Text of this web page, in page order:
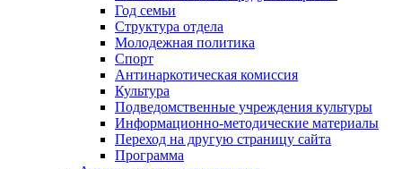
Год семьи
Структура отдела
Молодежная политика
Спорт
Антинаркотическая комиссия
Культура
Подведомственные учреждения культуры
Информационно-методические материалы
Переход на другую страницу сайта
Программа